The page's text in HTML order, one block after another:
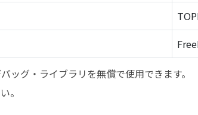
グ・ライブラリを無償で使用できます。
。